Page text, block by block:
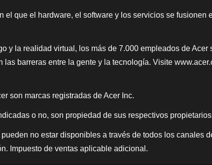
que el hardware, el software y los servicios se fusionen
y la realidad virtual, los más de 7.000 empleados de
barreras entre la gente y la tecnología. Visite
son marcas registradas de Acer Inc.
o no, son propiedad de sus respectivos
no estar disponibles a través de todos los canales
Impuesto de ventas aplicable adicional.